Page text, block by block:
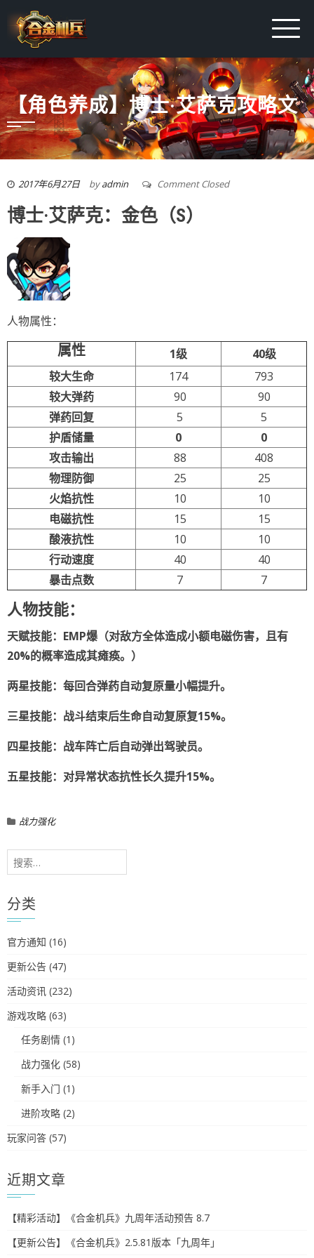
【角色养成】博士·艾萨克攻略文
2017年6月27日 byadmin Comment Closed
博士·艾萨克：金色（S）
人物属性：
属性 1级
40级
较大生命
174
793
较大弹药
90
90
弹药回复
5
5
护盾储量
0
0
攻击输出
88
408
物理防御
25
25
火焰抗性
10
10
电磁抗性
15
15
酸液抗性
10
10
行动速度
40
40
暴击点数
7 7
人物技能：
天赋技能：EMP爆（对敌方全体造成小额电磁伤害，且有
20%的概率造成其瘫痪。）
两星技能：每回合弹药自动复原量小幅提升。
三星技能：战斗结束后生命自动复原复15%。
四星技能：战车阵亡后自动弹出驾驶员。
五星技能：对异常状态抗性长久提升15%。
战力强化
搜
索：
分类
官方通知 (16)
更新公告 (47)
活动资讯 (232)
游戏攻略 (63)
任务剧情 (1)
战力强化 (58)
新手入门 (1)
进阶攻略 (2)
玩家问答 (57)
近期文章
【精彩活动】《合金机兵》九周年活动预告 8.7
【更新公告】《合金机兵》2.5.81版本「九周年」